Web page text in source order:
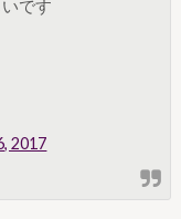
です
2017